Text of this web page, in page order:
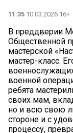
11:35 10.03.2026 16+
В преддверии
Общественной
мастерской
мастер-класс.
военной
ребята
своих мам,
но и всю свою
стороне и с
процессу,